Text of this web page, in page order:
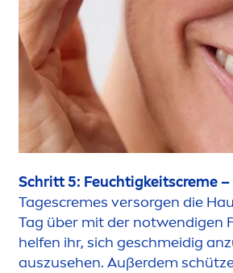
Schritt 5: Feuchtigkeitscreme
Tagescremes versorgen die
Tag über mit der notwendigen
helfen ihr, sich geschmeidig
auszusehen. Außerdem